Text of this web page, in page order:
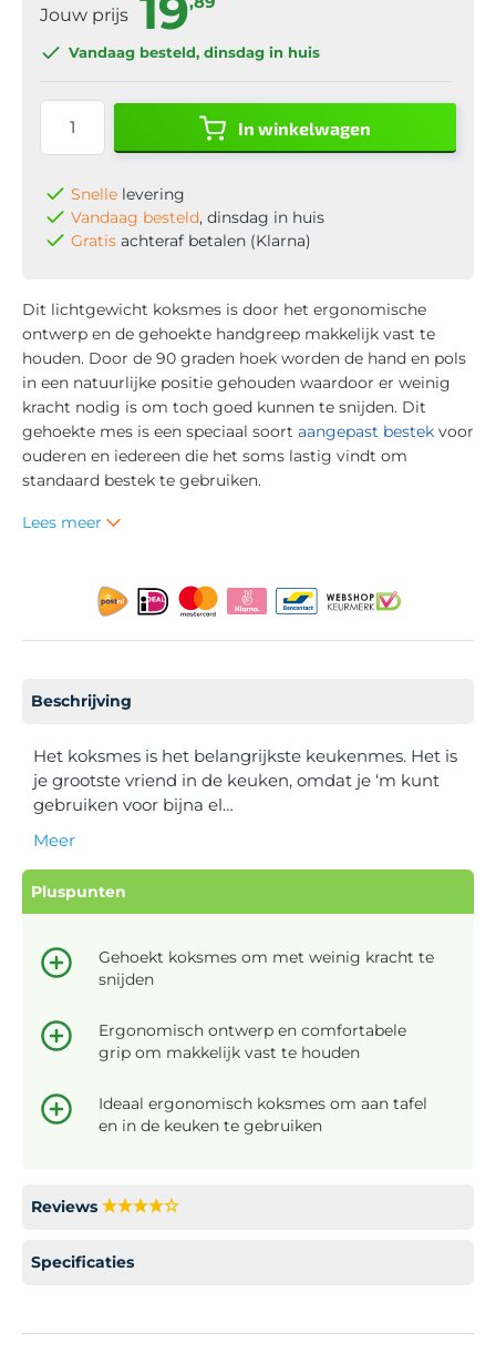
Jouw prijs
Vandaag besteld, dinsdag in huis
In winkelwagen
Snelle levering
Vandaag besteld, dinsdag in huis
Gratis achteraf betalen (Klarna)
Dit lichtgewicht koksmes is door het ergonomische
ontwerp en de gehoekte handgreep makkelijk vast te
houden. Door de 90 graden hoek worden de hand en pols
in een natuurlijke positie gehouden waardoor er weinig
kracht nodig is om toch goed kunnen te snijden. Dit
gehoekte mes is een speciaal soort aangepast bestek voor
ouderen en iedereen die het soms lastig vindt om
standaard bestek te gebruiken.
Lees meer
Beschrijving
Het koksmes is het belangrijkste keukenmes. Het is
je grootste vriend in de keuken, omdat je ‘m kunt
gebruiken voor bijna el…
Meer
Pluspunten
Gehoekt koksmes om met weinig kracht te
snijden
Ergonomisch ontwerp en comfortabele
grip om makkelijk vast te houden
Ideaal ergonomisch koksmes om aan tafel
en in de keuken te gebruiken
Reviews
Specificaties